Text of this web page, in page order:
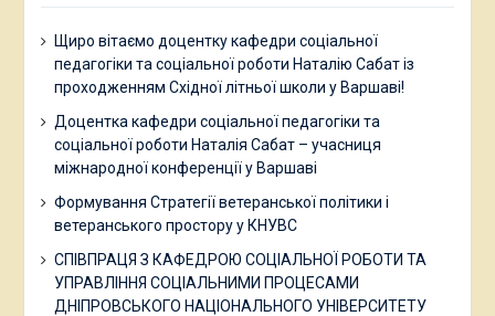
Щиро вітаємо доцентку кафедри соціальної
педагогіки та соціальної роботи Наталію Сабат із
проходженням Східної літньої школи у Варшаві!
Доцентка кафедри соціальної педагогіки та
соціальної роботи Наталія Сабат – учасниця
міжнародної конференції у Варшаві
Формування Стратегії ветеранської політики і
ветеранського простору у КНУВС
СПІВПРАЦЯ З КАФЕДРОЮ СОЦІАЛЬНОЇ РОБОТИ ТА
УПРАВЛІННЯ СОЦІАЛЬНИМИ ПРОЦЕСАМИ
ДНІПРОВСЬКОГО НАЦІОНАЛЬНОГО УНІВЕРСИТЕТУ